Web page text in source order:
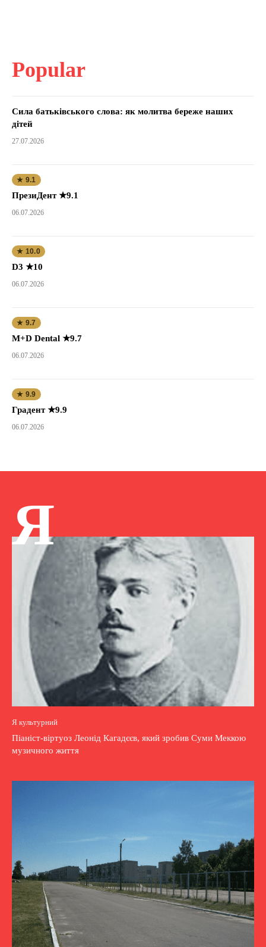
Popular
Сила батьківського слова: як молитва береже наших
дітей
27.07.2026
★ 9.1
ПрезиДент ★9.1
06.07.2026
★ 10.0
D3 ★10
06.07.2026
★ 9.7
M+D Dental ★9.7
06.07.2026
★ 9.9
Градент ★9.9
06.07.2026
Я
Я культурний
Піаніст-віртуоз Леонід Кагадєєв, який зробив Суми Меккою
музичного життя